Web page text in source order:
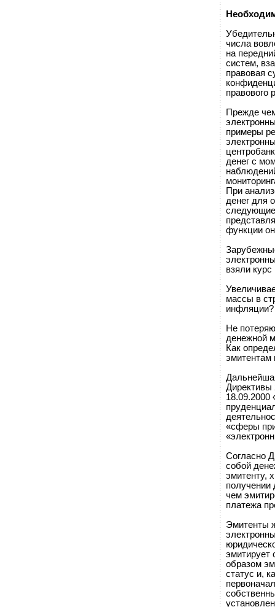
числа
на
систем,
правовая
правового
Прежде
примеры
денег с
При
денег для
следующие
функции
взяли
массы в
инфляции?
Не
денежной
Как
эмитентам
Директивы
18.09.2000
«сферы
Согласно
собой
эмитенту,
получении
чем
платежа
Эмитенты
эмитирует
образом
статус и,